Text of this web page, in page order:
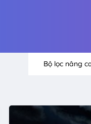
Bộ lọc nâng